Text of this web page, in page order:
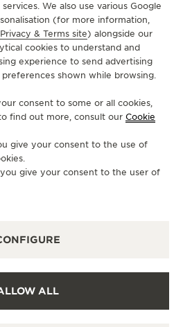
SIGA-NOS
A PÁGINA DO INSTAGRAM DA
PARA A PÁGINA DO LINKEDIN DA
IR PARA A PÁGINA DO FACEBOOK
IR PARA A PÁGINA DO
IR PARA A PÁGINA DO
VÁ PARA A
A NEWSLETTER
DE UTILIZAÇÃO
We also use various Google
(for more information,
& Terms site) alongside our
cookies to understand and
experience to send advertising
shown while browsing.
consent to some or all cookies,
find out more, consult our Cookie
give your consent to the use of
you give your consent to the user of
ALL